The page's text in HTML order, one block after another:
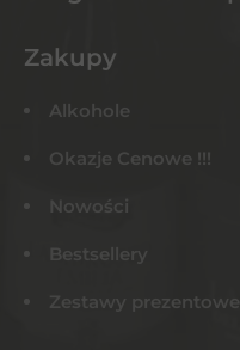
Zakupy
Alkohole
Okazje Cenowe !!!
Nowości
Bestsellery
Zestawy prezentowe